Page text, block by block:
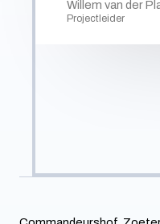
Willem van der
Projectleider